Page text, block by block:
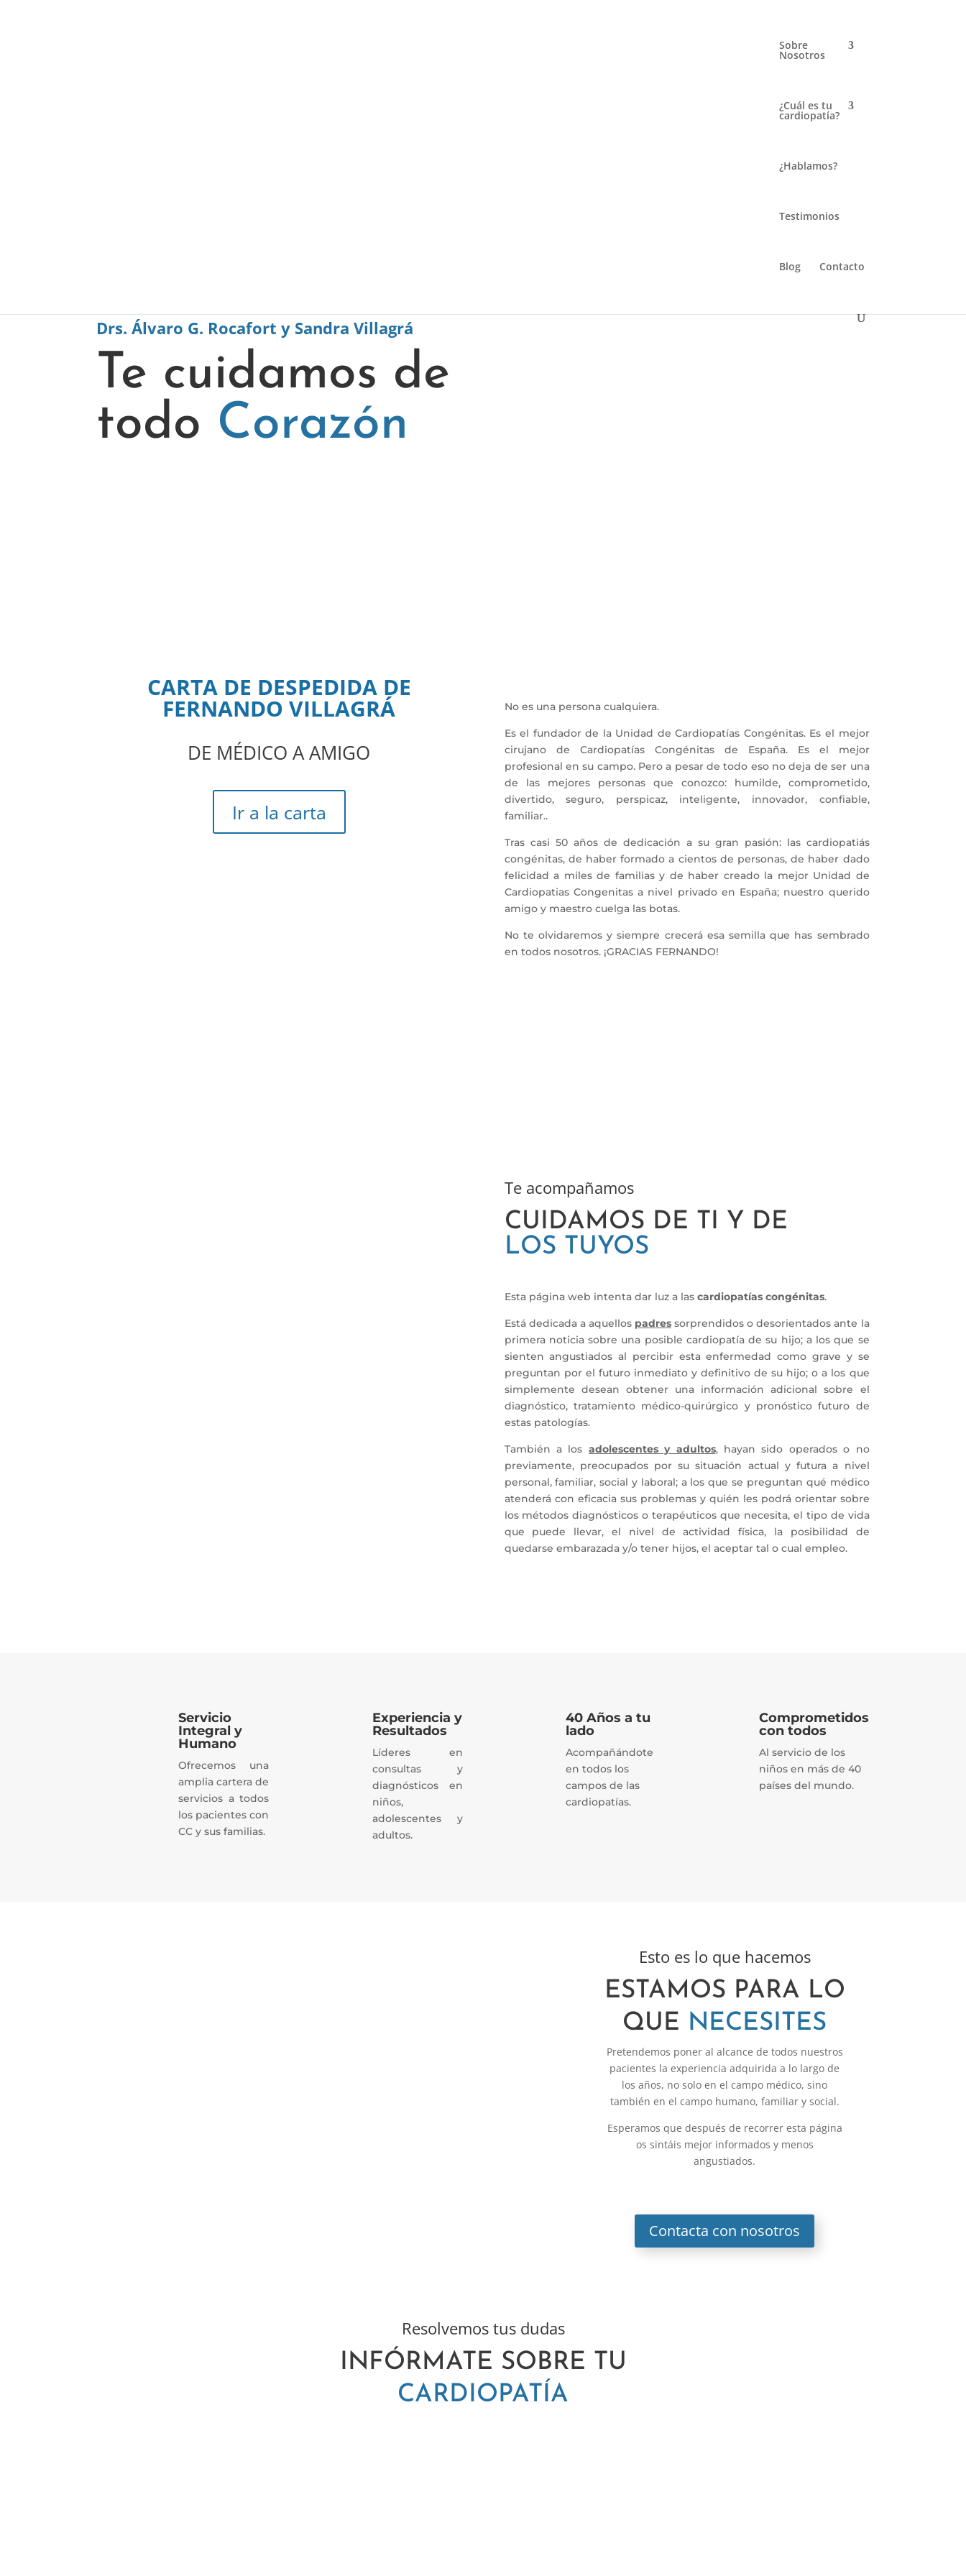
Sobre
Nosotros
¿Cuál es tu
cardiopatía?
¿Hablamos?
Testimonios
Blog Contacto
Drs. Álvaro G. Rocafort y Sandra Villagrá
Te cuidamos de
todo Corazón
CARTA DE DESPEDIDA DE
FERNANDO VILLAGRÁ
DE MÉDICO A AMIGO
Ir a la carta
No es una persona cualquiera.
Es el fundador de la Unidad de Cardiopatías Congénitas. Es el mejor
cirujano de Cardiopatías Congénitas de España. Es el mejor
profesional en su campo. Pero a pesar de todo eso no deja de ser una
de las mejores personas que conozco: humilde, comprometido,
divertido, seguro, perspicaz, inteligente, innovador, confiable,
familiar..
Tras casi 50 años de dedicación a su gran pasión: las cardiopatiás
congénitas, de haber formado a cientos de personas, de haber dado
felicidad a miles de familias y de haber creado la mejor Unidad de
Cardiopatias Congenitas a nivel privado en España; nuestro querido
amigo y maestro cuelga las botas.
No te olvidaremos y siempre crecerá esa semilla que has sembrado
en todos nosotros. ¡GRACIAS FERNANDO!
Te acompañamos
CUIDAMOS DE TI Y DE
LOS TUYOS
Esta página web intenta dar luz a las cardiopatías congénitas.
Está dedicada a aquellos padres sorprendidos o desorientados ante la
primera noticia sobre una posible cardiopatía de su hijo; a los que se
sienten angustiados al percibir esta enfermedad como grave y se
preguntan por el futuro inmediato y definitivo de su hijo; o a los que
simplemente desean obtener una información adicional sobre el
diagnóstico, tratamiento médico-quirúrgico y pronóstico futuro de
estas patologías.
También a los adolescentes y adultos, hayan sido operados o no
previamente, preocupados por su situación actual y futura a nivel
personal, familiar, social y laboral; a los que se preguntan qué médico
atenderá con eficacia sus problemas y quién les podrá orientar sobre
los métodos diagnósticos o terapéuticos que necesita, el tipo de vida
que puede llevar, el nivel de actividad física, la posibilidad de
quedarse embarazada y/o tener hijos, el aceptar tal o cual empleo.
Servicio
Integral y
Humano
Ofrecemos una
amplia cartera de
servicios a todos
los pacientes con
CC y sus familias.
Experiencia y
Resultados
Líderes en
consultas y
diagnósticos en
niños,
adolescentes y
adultos.
40 Años a tu
lado
Acompañándote
en todos los
campos de las
cardiopatías.
Comprometidos
con todos
Al servicio de los
niños en más de 40
países del mundo.
Esto es lo que hacemos
ESTAMOS PARA LO
QUE NECESITES
Pretendemos poner al alcance de todos nuestros
pacientes la experiencia adquirida a lo largo de
los años, no solo en el campo médico, sino
también en el campo humano, familiar y social.
Esperamos que después de recorrer esta página
os sintáis mejor informados y menos
angustiados.
Contacta con nosotros
Resolvemos tus dudas
INFÓRMATE SOBRE TU
CARDIOPATÍA